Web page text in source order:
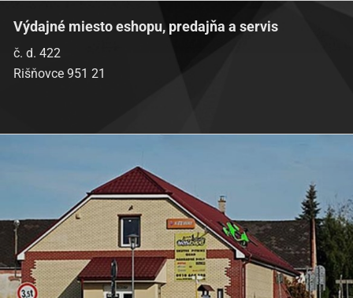
Výdajné miesto eshopu, predajňa a servis
č. d. 422
Rišňovce 951 21